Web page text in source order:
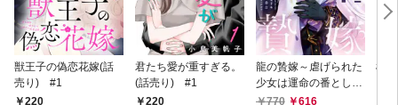
獣王子の偽恋花嫁(話
売り) #1
220
君たち愛が重すぎる。
(話売り) #1
220
龍の贄嫁～虐げられた
少女は運命の番として
愛される～ 1巻
770 616
桜